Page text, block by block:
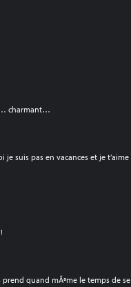
charmant…
suis pas en vacances et je t’aime
quand mÃªme le temps de se